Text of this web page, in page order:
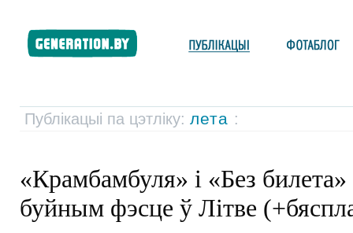
Публікацыі па цэтліку: лета :
«Крамбамбуля» і «Без
буйным фэсце ў Літве